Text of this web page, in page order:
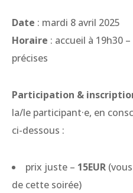
Date : mardi 8 avril 2025
Horaire : accueil à 19h30
précises
Participation &
la/le participant·e, en
ci-dessous :
prix juste – 15EUR
de cette soirée)